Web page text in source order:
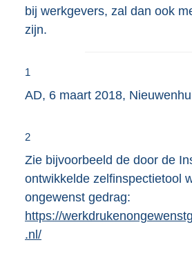
bij werkgevers, zal dan ook
zijn.
1
AD, 6 maart 2018,
2
Zie bijvoorbeeld de door de
ontwikkelde zelfinspectietool
ongewenst gedrag:
https://
.nl/